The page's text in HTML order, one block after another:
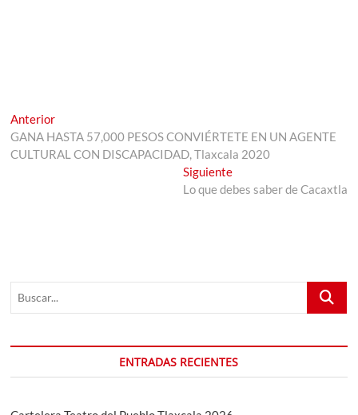
Navegación
de
AnteriorEntrada
anterior:
GANA HASTA 57,000 PESOS CONVIÉRTETE EN UN AGENTE
CULTURAL CON DISCAPACIDAD, Tlaxcala 2020
SiguienteEntrada
siguiente:
Lo que debes saber de Cacaxtla
Buscar...
ENTRADAS RECIENTES